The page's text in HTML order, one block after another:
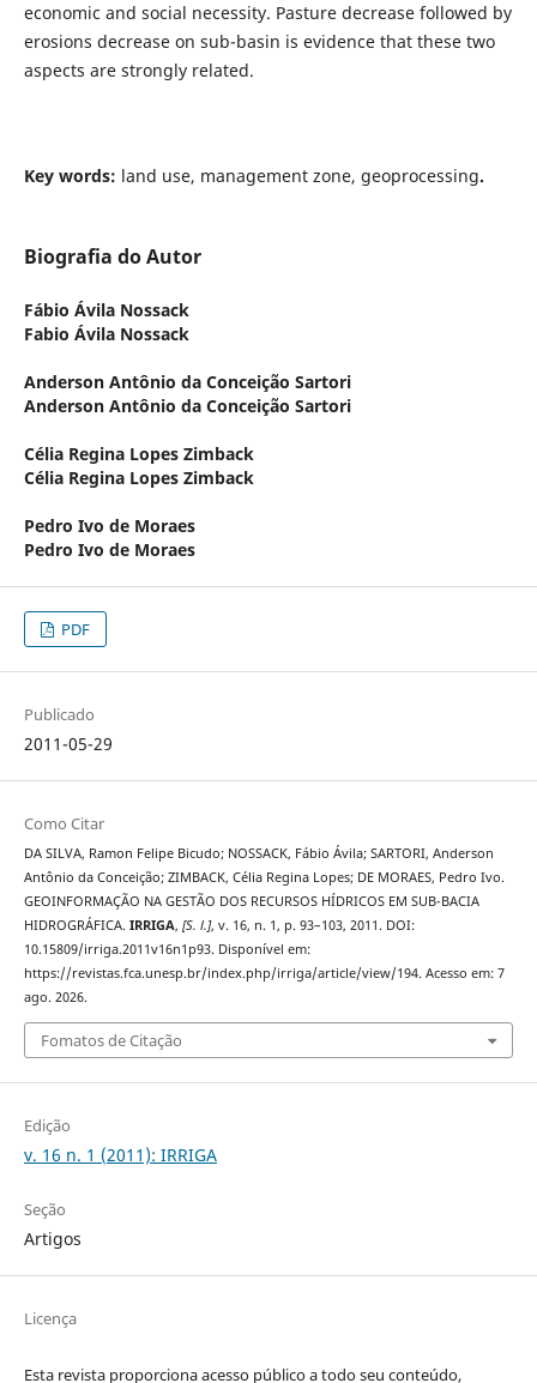
economic and social necessity. Pasture decrease followed by
erosions decrease on sub-basin is evidence that these two
aspects are strongly related.
Key words: land use, management zone, geoprocessing.
Biografia do Autor
Fábio Ávila Nossack
Fabio Ávila Nossack
Anderson Antônio da Conceição Sartori
Anderson Antônio da Conceição Sartori
Célia Regina Lopes Zimback
Célia Regina Lopes Zimback
Pedro Ivo de Moraes
Pedro Ivo de Moraes
PDF
Publicado
2011-05-29
Como Citar
DA SILVA, Ramon Felipe Bicudo; NOSSACK, Fábio Ávila; SARTORI, Anderson
Antônio da Conceição; ZIMBACK, Célia Regina Lopes; DE MORAES, Pedro Ivo.
GEOINFORMAÇÃO NA GESTÃO DOS RECURSOS HÍDRICOS EM SUB-BACIA
HIDROGRÁFICA. IRRIGA, [S. l.], v. 16, n. 1, p. 93–103, 2011. DOI:
10.15809/irriga.2011v16n1p93. Disponível em:
https://revistas.fca.unesp.br/index.php/irriga/article/view/194. Acesso em: 7
ago. 2026.
Fomatos de Citação
Edição
v. 16 n. 1 (2011): IRRIGA
Seção
Artigos
Licença
Esta revista proporciona acesso público a todo seu conteúdo,